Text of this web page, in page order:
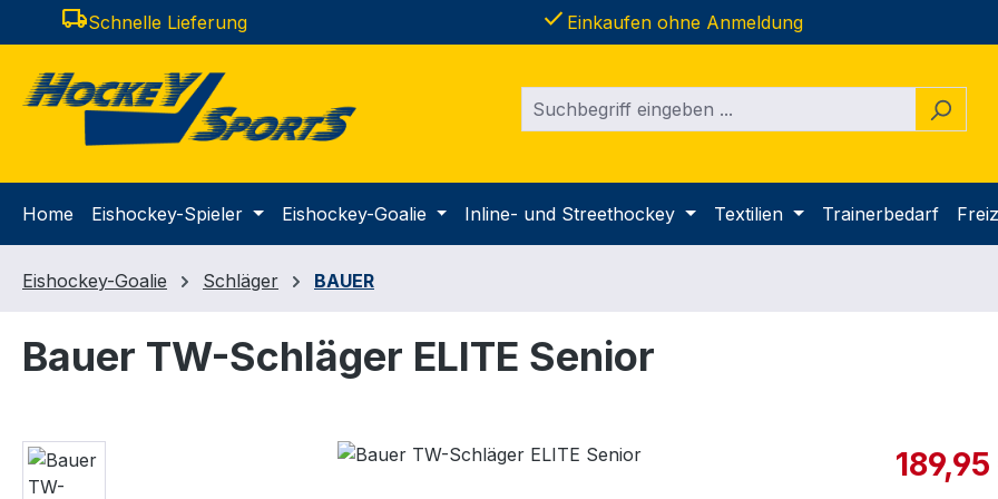
Hauptinhalt springen
Zur Suche springen
Zur Hauptnavigation springen
local_shippingSchnelle Lieferung done Einkaufen ohne Anmeldung
Home Eishockey-Spieler Eishockey-Goalie Inline- und Streethockey Textilien Trainerbedarf
Eishockey-Goalie Schläger BAUER
Bauer TW-Schläger ELITE Senior
Bildergalerie überspringen